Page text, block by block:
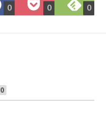
Facebook
で
0
Pocket
に
0
で
0
0